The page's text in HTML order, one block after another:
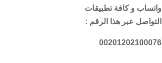
واتساب و كافة تطبيقات
التواصل عبر هذا الرقم :
00201202100076